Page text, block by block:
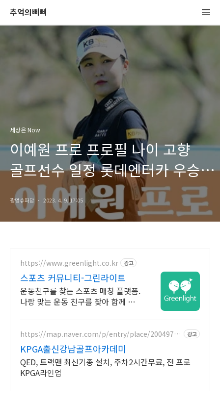
추억의삐삐
세상은 Now
이예원 프로 프로필 나이 고향
골프선수 일정 롯데엔터카 우승
상금
광명슈퍼맘 2023. 4. 9. 17:05
https://www.greenlight.co.kr 광고
스포츠 커뮤니티-그린라이트
운동친구를 찾는 스포츠 매칭 플랫폼.
나랑 맞는 운동 친구를 찾아 함께 즐
https://map.naver.com/p/entry/place/20049751
광고
KPGA출신강남골프아카데미
QED, 트랙맨 최신기종 설치, 주차2시간무료, 전 프로
KPGA라인업